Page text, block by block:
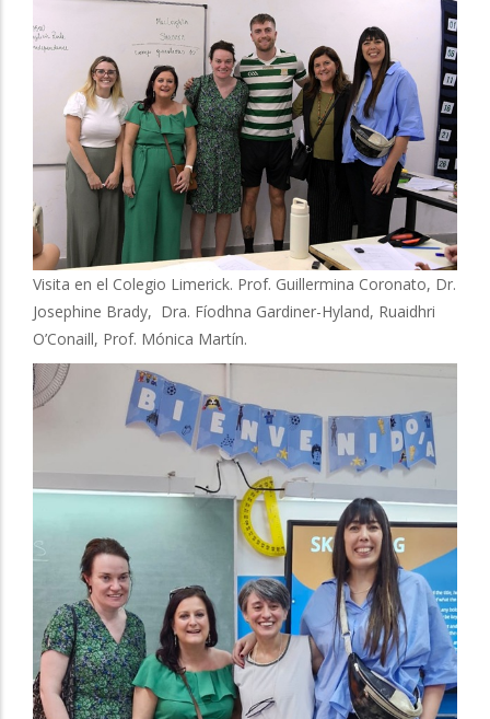
Visita en el Colegio Limerick. Prof. Guillermina Coronato, Dr.
Josephine Brady, Dra. Fíodhna Gardiner-Hyland, Ruaidhri
O’Conaill, Prof. Mónica Martín.